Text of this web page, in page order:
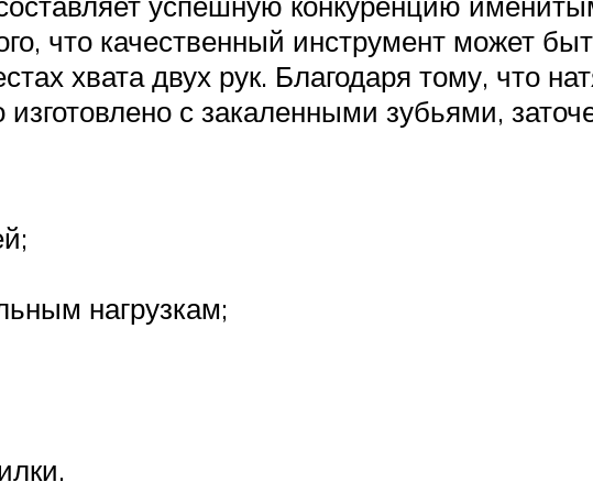
что качественный инструмент может
хвата двух рук. Благодаря тому, что
с закаленными зубьями,
нагрузкам;